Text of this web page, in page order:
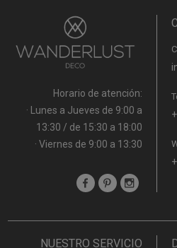
Horario de atención:
· Lunes a Jueves de 9:00 a
13:30 / de 15:30 a 18:00
· Viernes de 9:00 a 13:30
NUESTRO SERVICIO